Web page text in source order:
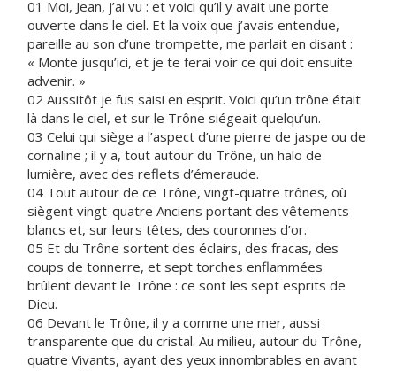
01 Moi, Jean, j’ai vu : et voici qu’il y avait une porte
ouverte dans le ciel. Et la voix que j’avais entendue,
pareille au son d’une trompette, me parlait en disant :
« Monte jusqu’ici, et je te ferai voir ce qui doit ensuite
advenir. »
02 Aussitôt je fus saisi en esprit. Voici qu’un trône était
là dans le ciel, et sur le Trône siégeait quelqu’un.
03 Celui qui siège a l’aspect d’une pierre de jaspe ou de
cornaline ; il y a, tout autour du Trône, un halo de
lumière, avec des reflets d’émeraude.
04 Tout autour de ce Trône, vingt-quatre trônes, où
siègent vingt-quatre Anciens portant des vêtements
blancs et, sur leurs têtes, des couronnes d’or.
05 Et du Trône sortent des éclairs, des fracas, des
coups de tonnerre, et sept torches enflammées
brûlent devant le Trône : ce sont les sept esprits de
Dieu.
06 Devant le Trône, il y a comme une mer, aussi
transparente que du cristal. Au milieu, autour du Trône,
quatre Vivants, ayant des yeux innombrables en avant